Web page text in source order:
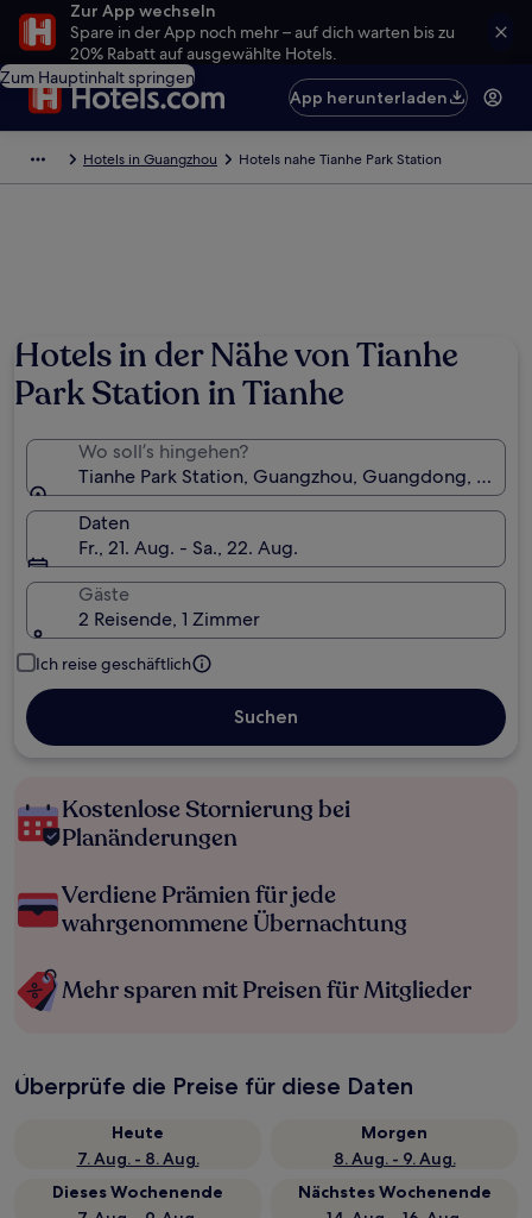
Zur App wechseln
Spare in der App noch mehr – auf dich warten bis zu
20% Rabatt auf ausgewählte Hotels.
Zum Hauptinhalt springen
App herunterladen
Hotels in Guangzhou Hotels nahe Tianhe Park Station
Hotels in der Nähe von Tianhe
Park Station in Tianhe
Wo soll’s hingehen?
Tianhe Park Station, Guangzhou, Guangdong, China
Daten
Fr., 21. Aug. - Sa., 22. Aug.
Gäste
2 Reisende, 1 Zimmer
Ich reise geschäftlich
Suchen
Kostenlose Stornierung bei
Planänderungen
Verdiene Prämien für jede
wahrgenommene Übernachtung
Mehr sparen mit Preisen für Mitglieder
Überprüfe die Preise für diese Daten
Heute
7. Aug. - 8. Aug.
Morgen
8. Aug. - 9. Aug.
Dieses Wochenende
Nächstes Wochenende